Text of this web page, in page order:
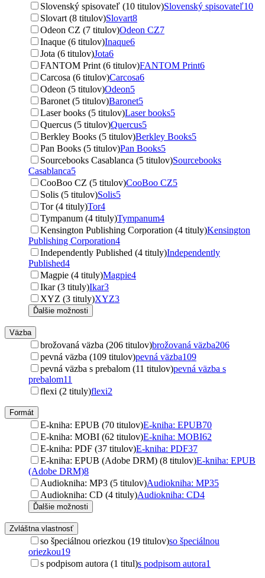
Slovenský spisovateľ (10 titulov)Slovenský spisovateľ10
Slovart (8 titulov)Slovart8
Odeon CZ (7 titulov)Odeon CZ7
Inaque (6 titulov)Inaque6
Jota (6 titulov)Jota6
FANTOM Print (6 titulov)FANTOM Print6
Carcosa (6 titulov)Carcosa6
Odeon (5 titulov)Odeon5
Baronet (5 titulov)Baronet5
Laser books (5 titulov)Laser books5
Quercus (5 titulov)Quercus5
Berkley Books (5 titulov)Berkley Books5
Pan Books (5 titulov)Pan Books5
Sourcebooks Casablanca (5 titulov)Sourcebooks
Casablanca5
CooBoo CZ (5 titulov)CooBoo CZ5
Solis (5 titulov)Solis5
Tor (4 tituly)Tor4
Tympanum (4 tituly)Tympanum4
Kensington Publishing Corporation (4 tituly)Kensington
Publishing Corporation4
Independently Published (4 tituly)Independently
Published4
Magpie (4 tituly)Magpie4
Ikar (3 tituly)Ikar3
XYZ (3 tituly)XYZ3
Ďalšie možnosti
Väzba
brožovaná väzba (206 titulov)brožovaná väzba206
pevná väzba (109 titulov)pevná väzba109
pevná väzba s prebalom (11 titulov)pevná väzba s
prebalom11
flexi (2 tituly)flexi2
Formát
E-kniha: EPUB (70 titulov)E-kniha: EPUB70
E-kniha: MOBI (62 titulov)E-kniha: MOBI62
E-kniha: PDF (37 titulov)E-kniha: PDF37
E-kniha: EPUB (Adobe DRM) (8 titulov)E-kniha: EPUB
(Adobe DRM)8
Audiokniha: MP3 (5 titulov)Audiokniha: MP35
Audiokniha: CD (4 tituly)Audiokniha: CD4
Ďalšie možnosti
Zvláštna vlastnosť
so špeciálnou oriezkou (19 titulov)so špeciálnou
oriezkou19
s podpisom autora (1 titul)s podpisom autora1